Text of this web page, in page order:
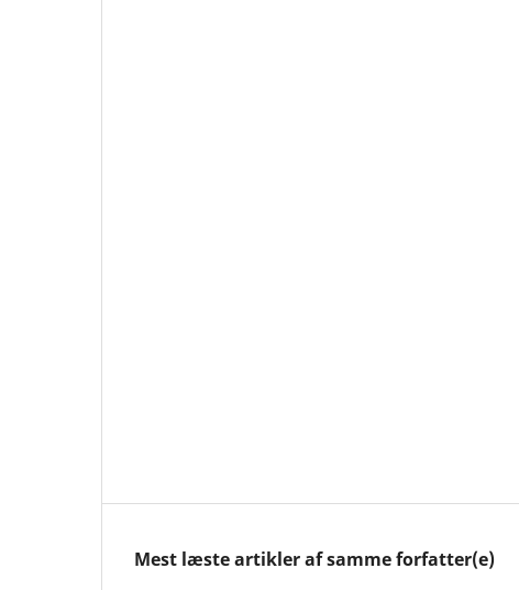
Mest læste artikler af samme forfatter(e)